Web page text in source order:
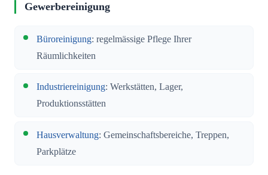
Gewerbereinigung
Büroreinigung: regelmässige Pflege Ihrer
Räumlichkeiten
Industriereinigung: Werkstätten, Lager,
Produktionsstätten
Hausverwaltung: Gemeinschaftsbereiche, Treppen,
Parkplätze